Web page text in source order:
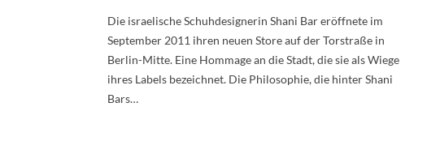
Die israelische Schuhdesignerin Shani Bar eröffnete im
September 2011 ihren neuen Store auf der Torstraße in
Berlin-Mitte. Eine Hommage an die Stadt, die sie als Wiege
ihres Labels bezeichnet. Die Philosophie, die hinter Shani
Bars…